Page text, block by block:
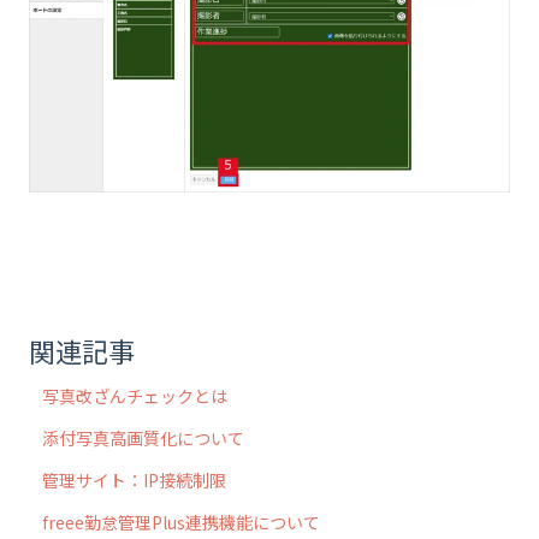
関連記事
写真改ざんチェックとは
添付写真高画質化について
管理サイト：IP接続制限
freee勤怠管理Plus連携機能について